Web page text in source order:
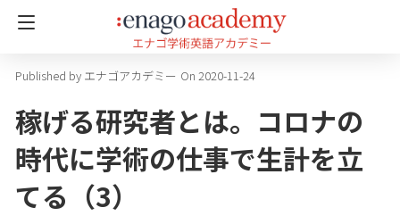
エナゴアカデミー On 2020-11-24
稼げる研究者とは。コロナの
時代に学術の仕事で生計を立
てる（3）